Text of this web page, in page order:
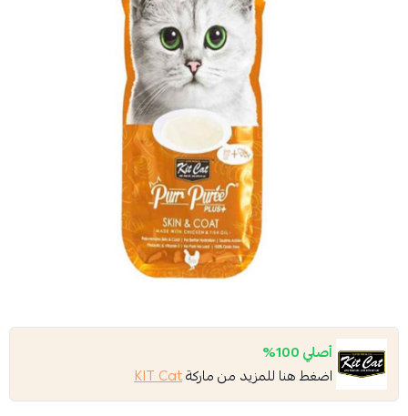
أصلي 100%
اضغط هنا للمزيد من ماركةKIT Cat